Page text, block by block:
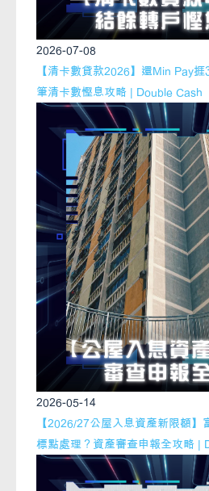
2026-07-08
【清卡數貸款2026】還Min Pay
筆清卡數慳息攻略 | Double Cash
2026-05-14
【2026/27公屋入息資產新限額】
標點處理？資產審查申報全攻略 |